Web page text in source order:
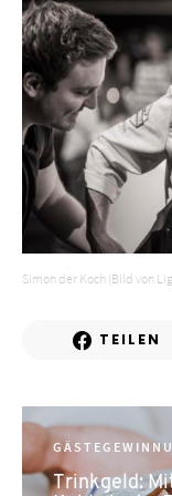
Simon der Koch (Bild von
TEILEN
Trinkgeld: